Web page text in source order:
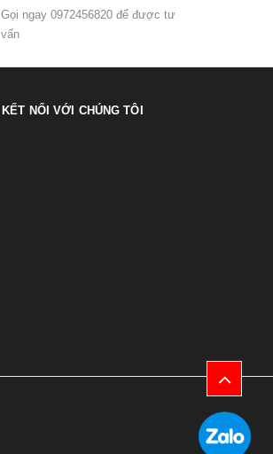
Gọi ngay 0972456820 để được tư
vấn
KẾT NỐI VỚI CHÚNG TÔI